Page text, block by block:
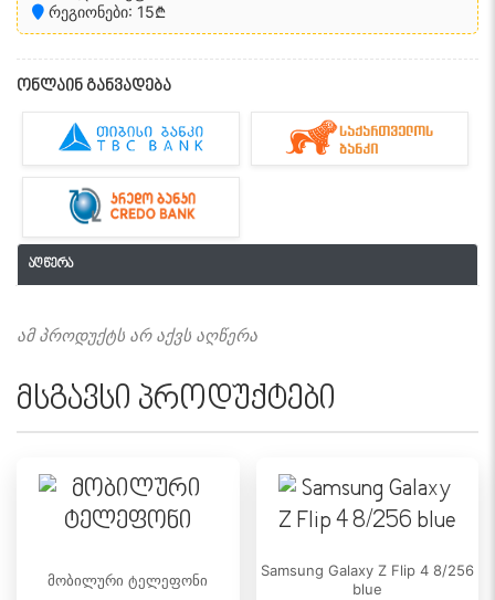
რეგიონები: 15₾
ონლაინ განვადება
აღწერა
ამ პროდუქტს არ აქვს აღწერა
მსგავსი პროდუქტები
მობილური ტელეფონი
Samsung Galaxy Z Flip 4 8/256
blue